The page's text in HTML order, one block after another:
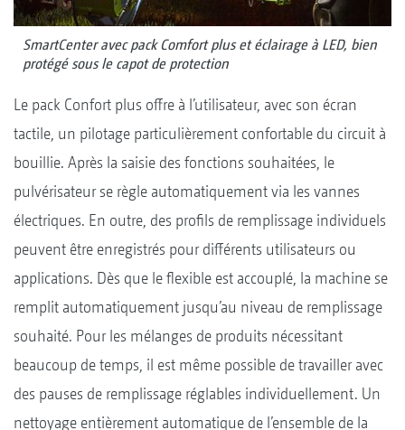
SmartCenter avec pack Comfort plus et éclairage à LED, bien
protégé sous le capot de protection
Le pack Confort plus offre à l’utilisateur, avec son écran
tactile, un pilotage particulièrement confortable du circuit à
bouillie. Après la saisie des fonctions souhaitées, le
pulvérisateur se règle automatiquement via les vannes
électriques. En outre, des profils de remplissage individuels
peuvent être enregistrés pour différents utilisateurs ou
applications. Dès que le flexible est accouplé, la machine se
remplit automatiquement jusqu’au niveau de remplissage
souhaité. Pour les mélanges de produits nécessitant
beaucoup de temps, il est même possible de travailler avec
des pauses de remplissage réglables individuellement. Un
nettoyage entièrement automatique de l’ensemble de la